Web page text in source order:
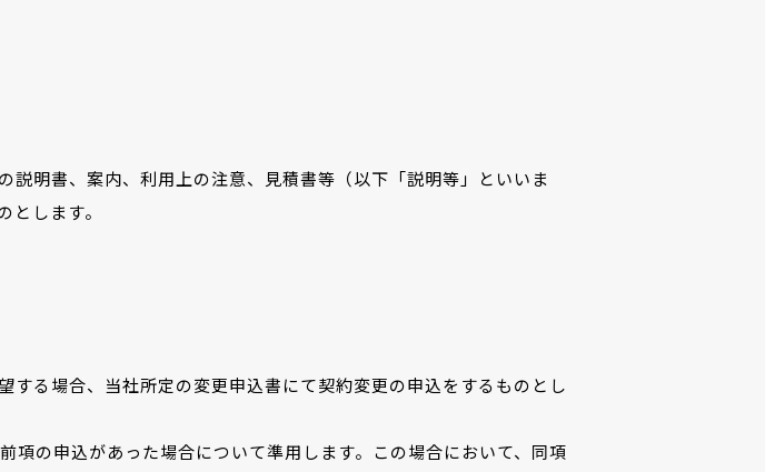
明書、案内、利用上の注意、見積書等（以下「説明等」といいま
します。
る場合、当社所定の変更申込書にて契約変更の申込をするものとし
の申込があった場合について準用します。この場合において、同項